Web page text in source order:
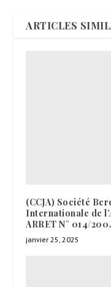
ARTICLES
(CCJA) Société
Internationale de
ARRET N° 014/
janvier 25, 2025